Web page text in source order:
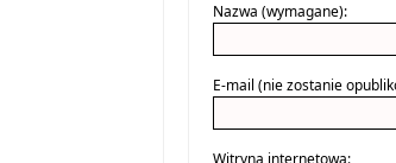
Nazwa (wymagane):
E-mail (nie zostanie